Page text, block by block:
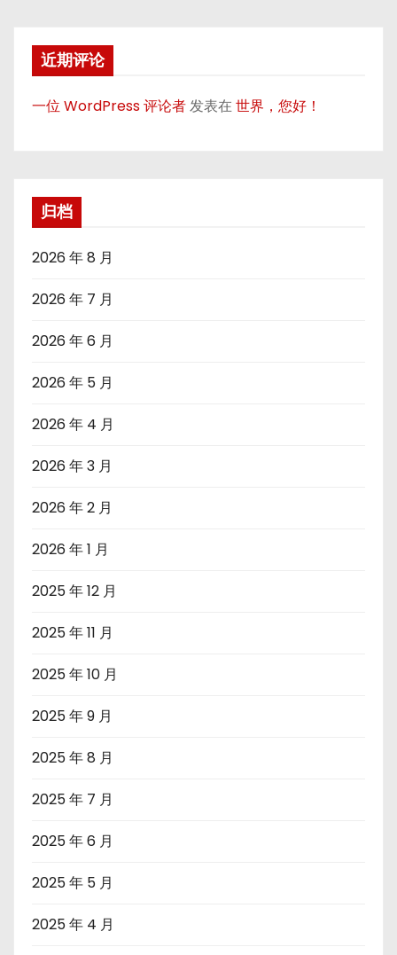
近期评论
一位 WordPress 评论者发表在世界，您好！
归档
2026 年 8 月
2026 年 7 月
2026 年 6 月
2026 年 5 月
2026 年 4 月
2026 年 3 月
2026 年 2 月
2026 年 1 月
2025 年 12 月
2025 年 11 月
2025 年 10 月
2025 年 9 月
2025 年 8 月
2025 年 7 月
2025 年 6 月
2025 年 5 月
2025 年 4 月